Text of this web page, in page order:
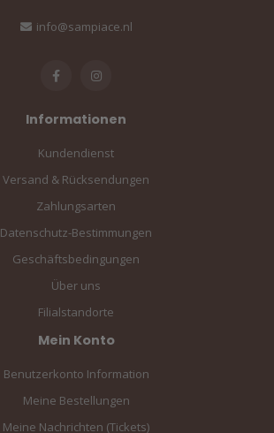
info@sampiace.nl
Informationen
Kundendienst
Versand & Rücksendungen
Zahlungsarten
Datenschutz-Bestimmungen
Geschäftsbedingungen
Über uns
Filialstandorte
Mein Konto
Benutzerkonto Information
Meine Bestellungen
Meine Nachrichten (Tickets)